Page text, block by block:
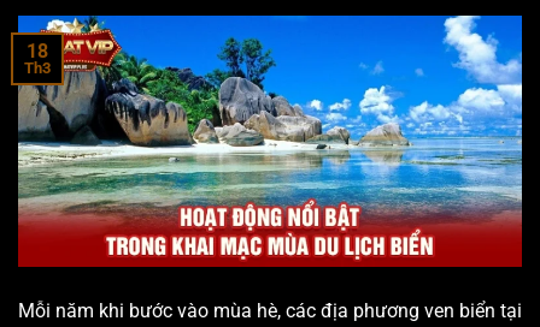
18
Th3
Mỗi năm khi bước vào mùa hè, các địa phương ven biển tại